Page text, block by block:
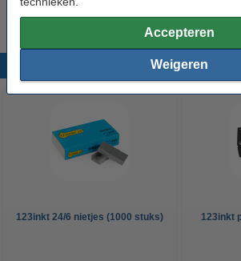
Accepteren
Weigeren
Populaire producten
123inkt 24/6 nietjes (1000 stuks) 123inkt